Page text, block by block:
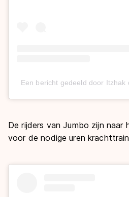
Een bericht gedeeld door Itzhak
De rijders van Jumbo zijn naar
voor de nodige uren